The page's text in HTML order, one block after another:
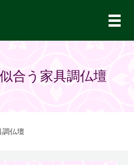
メ
合う家具調仏壇
調仏壇